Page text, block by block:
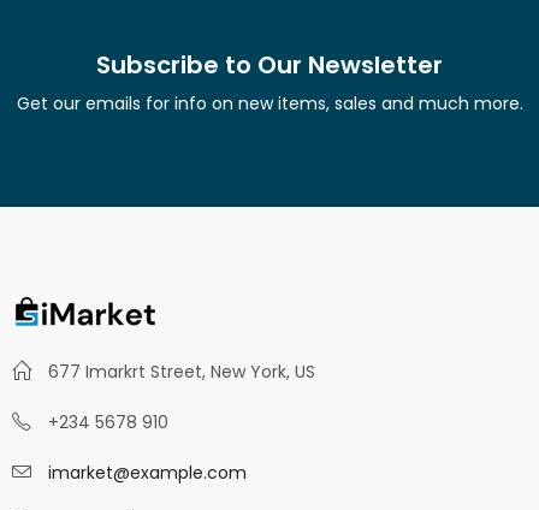
Subscribe to Our Newsletter
Get our emails for info on new items, sales and much more.
677 Imarkrt Street, New York, US
+234 5678 910
imarket@example.com